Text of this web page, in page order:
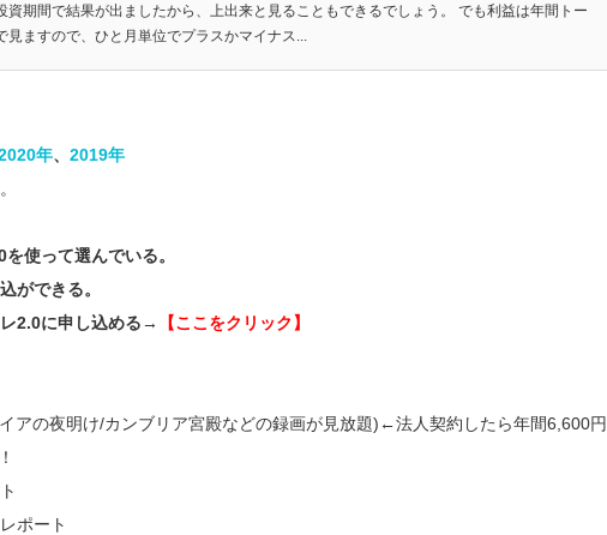
資期間で結果が出ましたから、上出来と見ることもできるでしょう。 でも利益は年間トー
見ますので、ひと月単位でプラスかマイナス...
年​、 2019年
使って選んでいる。
ができる。
2.0に申し込める→​​​ 【ここをクリック】
アの夜明け/カンブリア宮殿などの録画が見放題)←法人契約したら年間6,600円
ポート